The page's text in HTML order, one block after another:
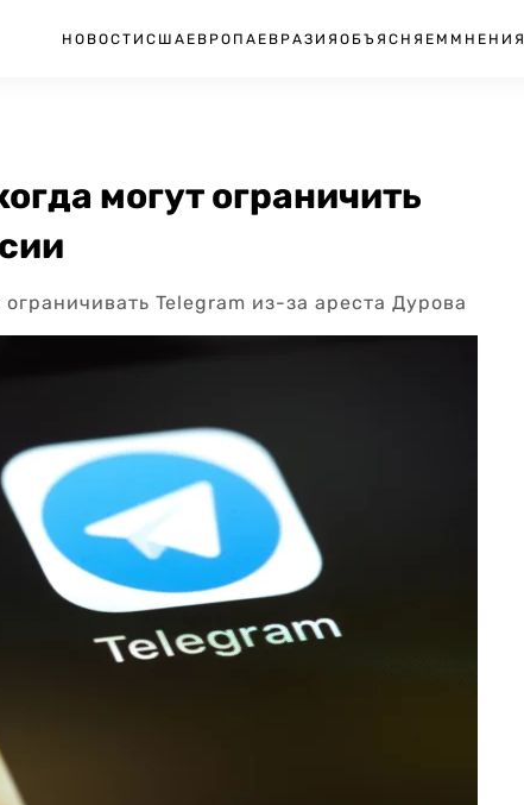
НОВОСТИ США ЕВРОПА ЕВРАЗИЯ ОБЪЯСНЯЕМ МНЕНИЯ
могут ограничить
Telegram из-за ареста Дурова